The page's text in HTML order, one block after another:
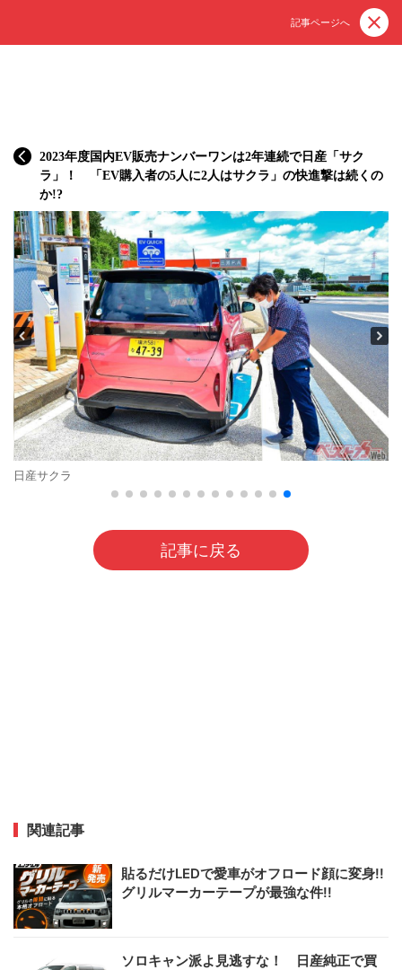
記事ページへ
2023年度国内EV販売ナンバーワンは2年連続で日産「サク
ラ」！ 「EV購入者の5人に2人はサクラ」の快進撃は続くの
か!?
日産サクラ
記事に戻る
関連記事
貼るだけLEDで愛車がオフロード顔に変身!!
グリルマーカーテープが最強な件!!
ソロキャン派よ見逃すな！ 日産純正で買